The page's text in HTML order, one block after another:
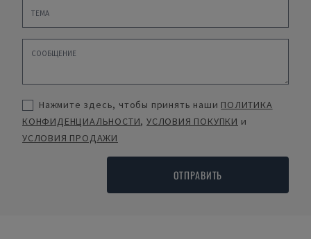
Нажмите здесь, чтобы принять наши ПОЛИТИКА
КОНФИДЕНЦИАЛЬНОСТИ,УСЛОВИЯ ПОКУПКИ и
УСЛОВИЯ ПРОДАЖИ
ОТПРАВИТЬ